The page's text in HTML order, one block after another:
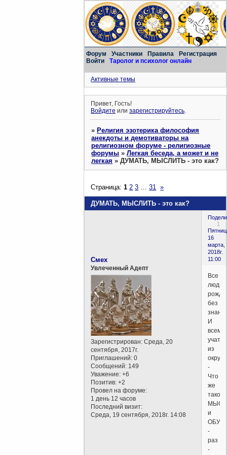
Форум Участники Правила
Регистрация
Войти
Таролог и психолог онлайн
Активные темы
Привет, Гость!
Войдите илизарегистрируйтесь.
»Религия эзотерика философия
анекдоты и демотиваторы на
религиозном форуме - религиозные
форумы »Легкая беседа, а может и не
легкая »ДУМАТЬ, МЫСЛИТЬ - это как?
ДУМАТЬ, МЫСЛИТЬ - это как?
Страница:1 2 3 31 »
1
16
марта,
2018г.
11:00
Смех
Увлеченный Адепт
Зарегистрирован: Среда, 20
сентября, 2017г.
Приглашений: 0
Сообщений: 149
Уважение: +6
Позитив: +2
Провел на форуме:
1 день 12 часов
Последний визит:
Среда, 19 сентября, 2018г. 14:08
Все
люди
без
И
всему
учатся
из
-
Что
же
такое
и
-
раз
-